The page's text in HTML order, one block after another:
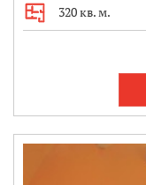
320 кв. м.